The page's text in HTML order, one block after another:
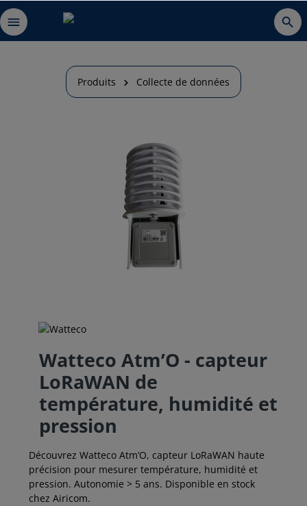
Produits Collecte de données
Watteco Atm’O - capteur
LoRaWAN de
température, humidité et
pression
Découvrez Watteco Atm’O, capteur LoRaWAN haute
précision pour mesurer température, humidité et
pression. Autonomie > 5 ans. Disponible en stock
chez Airicom.